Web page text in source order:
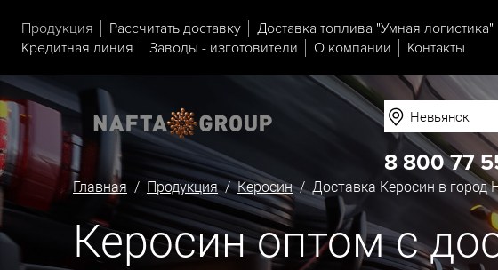
Продукция Рассчитать доставку Доставка топлива "Умная логистика"
Кредитная линия
Заводы - изготовители О компании Контакты
Невьянск
8 800 77
Главная / Продукция/Керосин/ Доставка Керосин в город
Керосин оптом с